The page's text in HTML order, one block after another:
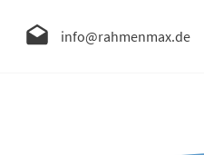
info@rahmenmax.de